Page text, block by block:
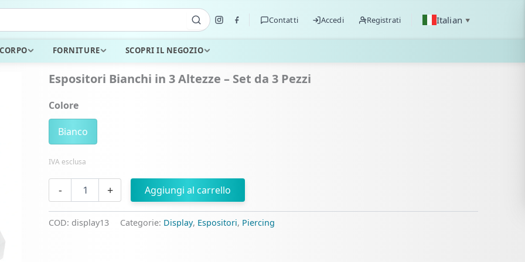
Contatti Accedi Registrati Italian ▼
FORNITURE SCOPRI IL NEGOZIO
Espositori Bianchi in 3 Altezze – Set da 3 Pezzi
Colore
Bianco
IVA esclusa
-
Bianchi
3
+ Aggiungi al carrello
COD: display13 Categorie: Display, Espositori, Piercing